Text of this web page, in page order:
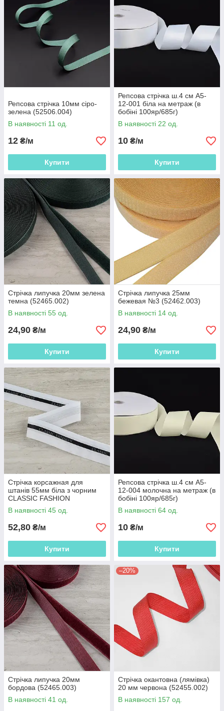
Репсова стрічка 10мм сіро-
зелена (52506.004)
В наявності 11 од.
12 ₴/м
Купити
Репсова стрічка ш.4 см А5-
12-001 біла на метраж (в
бобіні 100яр/685г)
(56269.001)
В наявності 22 од.
10 ₴/м
Купити
Стрічка липучка 20мм зелена
темна (52465.002)
В наявності 55 од.
24,90 ₴/м
Купити
Стрічка липучка 25мм
бежевая №3 (52462.003)
В наявності 14 од.
24,90 ₴/м
Купити
Стрічка корсажная для
штанів 55мм біла з чорним
CLASSIC FASHION
(52505.003)
В наявності 45 од.
52,80 ₴/м
Купити
Репсова стрічка ш.4 см А5-
12-004 молочна на метраж (в
бобіні 100яр/685г)
(56269.004)
В наявності 64 од.
10 ₴/м
Купити
Стрічка липучка 20мм
бордова (52465.003)
В наявності 41 од.
–20%
Стрічка окантовна (лямівка)
20 мм червона (52455.002)
В наявності 157 од.